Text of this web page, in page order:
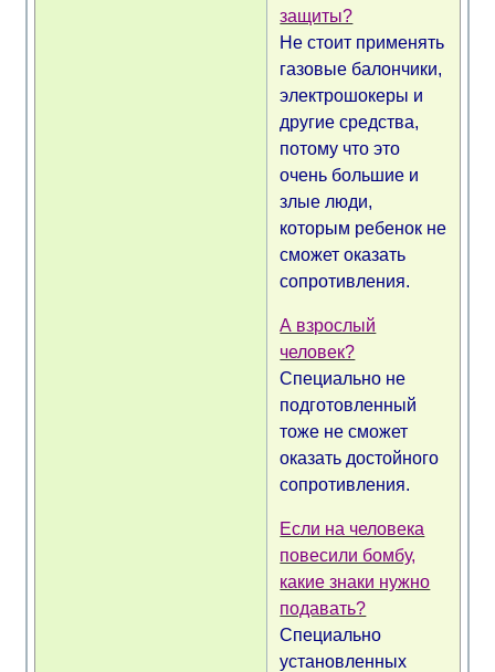
защиты?
Не стоит применять
газовые балончики,
электрошокеры и
другие средства,
потому что это
очень большие и
злые люди,
которым ребенок не
сможет оказать
сопротивления.
А взрослый
человек?
Специально не
подготовленный
тоже не сможет
оказать достойного
сопротивления.
Если на человека
повесили бомбу,
какие знаки нужно
подавать?
Специально
установленных